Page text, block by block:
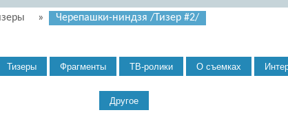
» Черепашки-ниндзя /Тизер #2/